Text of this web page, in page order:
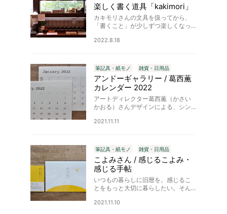
楽しく書く道具「kakimori」
カキモリさんの文具を扱ってから、
「書くこと」が少しずつ楽しくなっ
クをはじめ、ローラーボールや万年
際に…
2022.8.18
筆記具・紙モノ 雑貨・日用品
アンドーギャラリー / 葛西薫
カレンダー 2022
アートディレクター葛西薫（かさい
かおる）さんデザインによる、シン
届きました。「罫線あり」と「罫線
う」とい…
2021.11.11
筆記具・紙モノ 雑貨・日用品
こよみさん / 感じるこよみ・
感じる手帖
いつもの暮らしに旧暦を。感じるこ
とをもっと大切に暮らしたい。そん
と私。」をテーマにした、新月から
2021.11.10